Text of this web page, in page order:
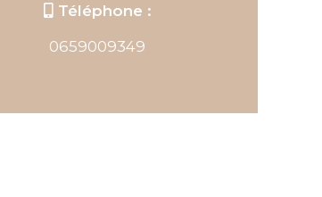
Téléphone :
0659009349